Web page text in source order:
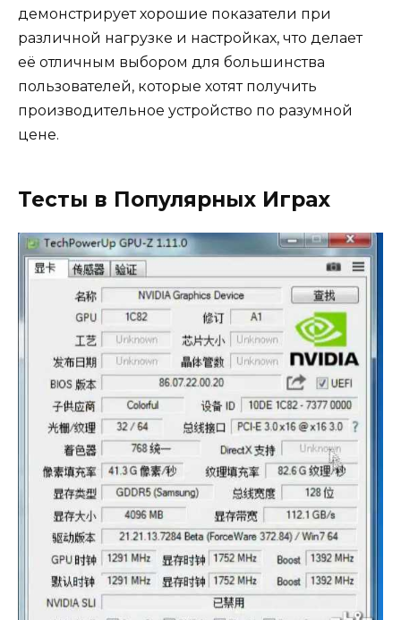
демонстрирует хорошие показатели при
различной нагрузке и настройках, что делает
её отличным выбором для большинства
пользователей, которые хотят получить
производительное устройство по разумной
цене.
Тесты в Популярных Играх